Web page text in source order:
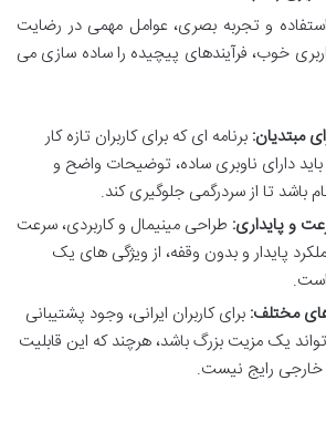
و تجربه بصری، عوامل مهمی در رضایت
خوب، فرآیندهای پیچیده را ساده سازی می
مبتدیان: برنامه ای که برای کاربران تازه کار
دارای ناوبری ساده، توضیحات واضح و
باشد تا از سردرگمی جلوگیری کند.
و پایداری: طراحی مینیمال و کاربردی، سرعت
پایدار و بدون وقفه، از ویژگی های یک
مختلف: برای کاربران ایرانی، وجود پشتیبانی
یک مزیت بزرگ باشد، هرچند که این قابلیت
خارجی رایج نیست.